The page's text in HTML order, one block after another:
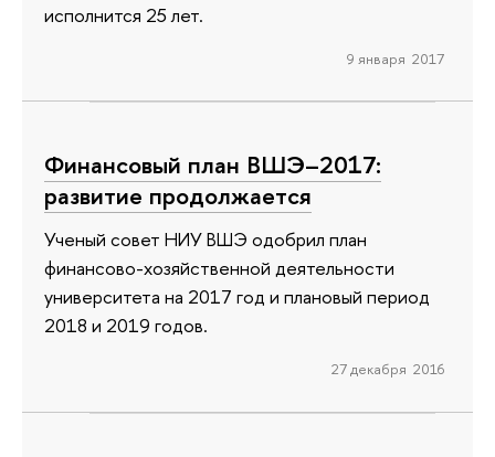
исполнится 25 лет.
9 января 2017
Финансовый план ВШЭ–2017:
развитие продолжается
Ученый совет НИУ ВШЭ одобрил план
финансово-хозяйственной деятельности
университета на 2017 год и плановый период
2018 и 2019 годов.
27 декабря 2016